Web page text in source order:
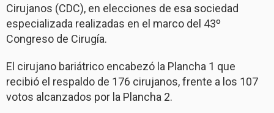
Cirujanos (CDC), en elecciones de esa sociedad
especializada realizadas en el marco del 43º
Congreso de Cirugía.
El cirujano bariátrico encabezó la Plancha 1 que
recibió el respaldo de 176 cirujanos, frente a los 107
votos alcanzados por la Plancha 2.